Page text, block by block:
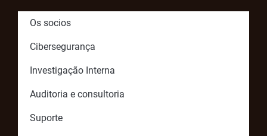
Os socios
Cibersegurança
Investigação Interna
Auditoria e consultoria
Suporte